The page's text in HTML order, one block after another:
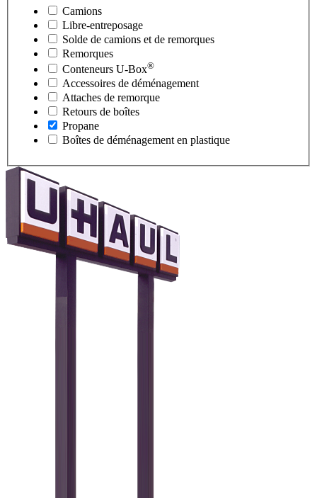
Camions
Libre-entreposage
Solde de camions et de remorques
Remorques
Conteneurs U-Box®
Accessoires de déménagement
Attaches de remorque
Retours de boîtes
Propane
Boîtes de déménagement en plastique